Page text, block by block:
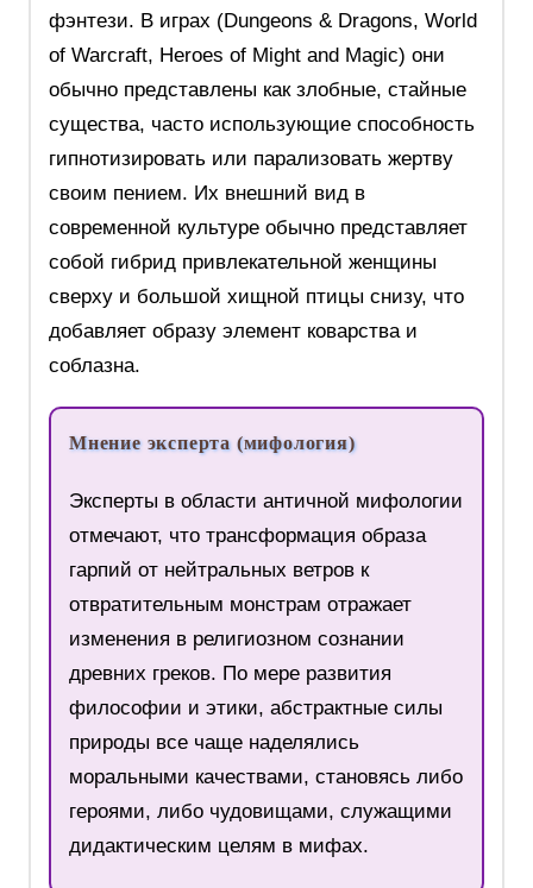
фэнтези. В играх (Dungeons & Dragons, World
of Warcraft, Heroes of Might and Magic) они
обычно представлены как злобные, стайные
существа, часто использующие способность
гипнотизировать или парализовать жертву
своим пением. Их внешний вид в
современной культуре обычно представляет
собой гибрид привлекательной женщины
сверху и большой хищной птицы снизу, что
добавляет образу элемент коварства и
соблазна.
Мнение эксперта (мифология)
Эксперты в области античной мифологии
отмечают, что трансформация образа
гарпий от нейтральных ветров к
отвратительным монстрам отражает
изменения в религиозном сознании
древних греков. По мере развития
философии и этики, абстрактные силы
природы все чаще наделялись
моральными качествами, становясь либо
героями, либо чудовищами, служащими
дидактическим целям в мифах.